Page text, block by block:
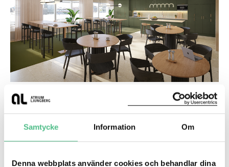
Samtycke Information Om
Denna webbplats använder cookies och behandlar dina
Kontor med öppen flexibel planlösning i bästa
läget på Lindholmspiren